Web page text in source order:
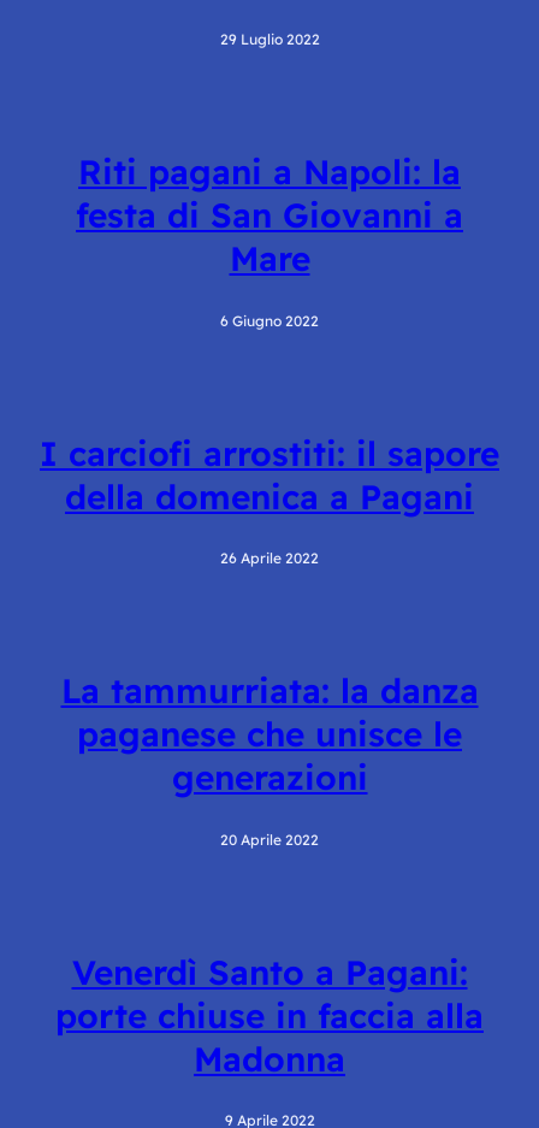
29 Luglio 2022
Riti pagani a Napoli: la
festa di San Giovanni a
Mare
6 Giugno 2022
I carciofi arrostiti: il sapore
della domenica a Pagani
26 Aprile 2022
La tammurriata: la danza
paganese che unisce le
generazioni
20 Aprile 2022
Venerdì Santo a Pagani:
porte chiuse in faccia alla
Madonna
9 Aprile 2022